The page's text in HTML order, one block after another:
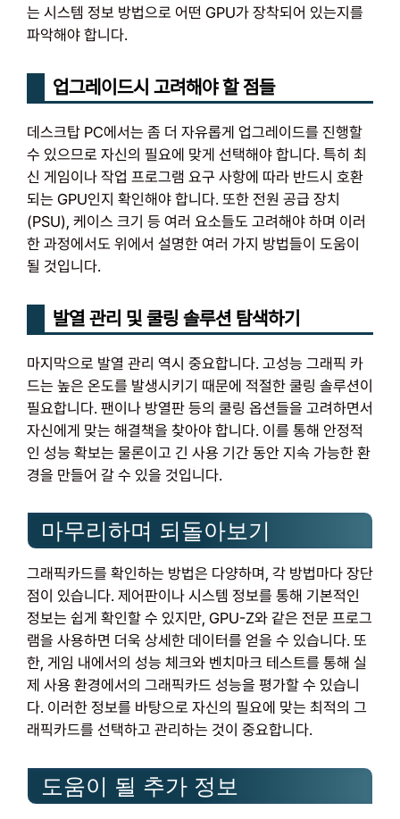
는 시스템 정보 방법으로 어떤 GPU가 장착되어 있는지를
파악해야 합니다.
업그레이드시 고려해야 할 점들
데스크탑 PC에서는 좀 더 자유롭게 업그레이드를 진행할
수 있으므로 자신의 필요에 맞게 선택해야 합니다. 특히 최
신 게임이나 작업 프로그램 요구 사항에 따라 반드시 호환
되는 GPU인지 확인해야 합니다. 또한 전원 공급 장치
(PSU), 케이스 크기 등 여러 요소들도 고려해야 하며 이러
한 과정에서도 위에서 설명한 여러 가지 방법들이 도움이
될 것입니다.
발열 관리 및 쿨링 솔루션 탐색하기
마지막으로 발열 관리 역시 중요합니다. 고성능 그래픽 카
드는 높은 온도를 발생시키기 때문에 적절한 쿨링 솔루션이
필요합니다. 팬이나 방열판 등의 쿨링 옵션들을 고려하면서
자신에게 맞는 해결책을 찾아야 합니다. 이를 통해 안정적
인 성능 확보는 물론이고 긴 사용 기간 동안 지속 가능한 환
경을 만들어 갈 수 있을 것입니다.
마무리하며 되돌아보기
그래픽카드를 확인하는 방법은 다양하며, 각 방법마다 장단
점이 있습니다. 제어판이나 시스템 정보를 통해 기본적인
정보는 쉽게 확인할 수 있지만, GPU-Z와 같은 전문 프로그
램을 사용하면 더욱 상세한 데이터를 얻을 수 있습니다. 또
한, 게임 내에서의 성능 체크와 벤치마크 테스트를 통해 실
제 사용 환경에서의 그래픽카드 성능을 평가할 수 있습니
다. 이러한 정보를 바탕으로 자신의 필요에 맞는 최적의 그
래픽카드를 선택하고 관리하는 것이 중요합니다.
도움이 될 추가 정보